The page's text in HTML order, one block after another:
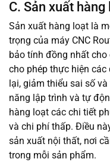
C. Sản xuất hàng
Sản xuất hàng loạt là
trọng của máy CNC
bảo tính đồng nhất cho
cho phép thực hiện
lại, giảm thiểu sai số
năng lập trình và tự
hàng loạt các chi tiết
và chi phí thấp. Điều
sản xuất nội thất, nơi
trong mỗi sản phẩm.